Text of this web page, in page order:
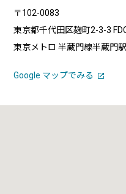
〒102-0083
東京都千代田区麹町2-3-3
東京メトロ 半蔵門線半蔵門
Google マップでみる